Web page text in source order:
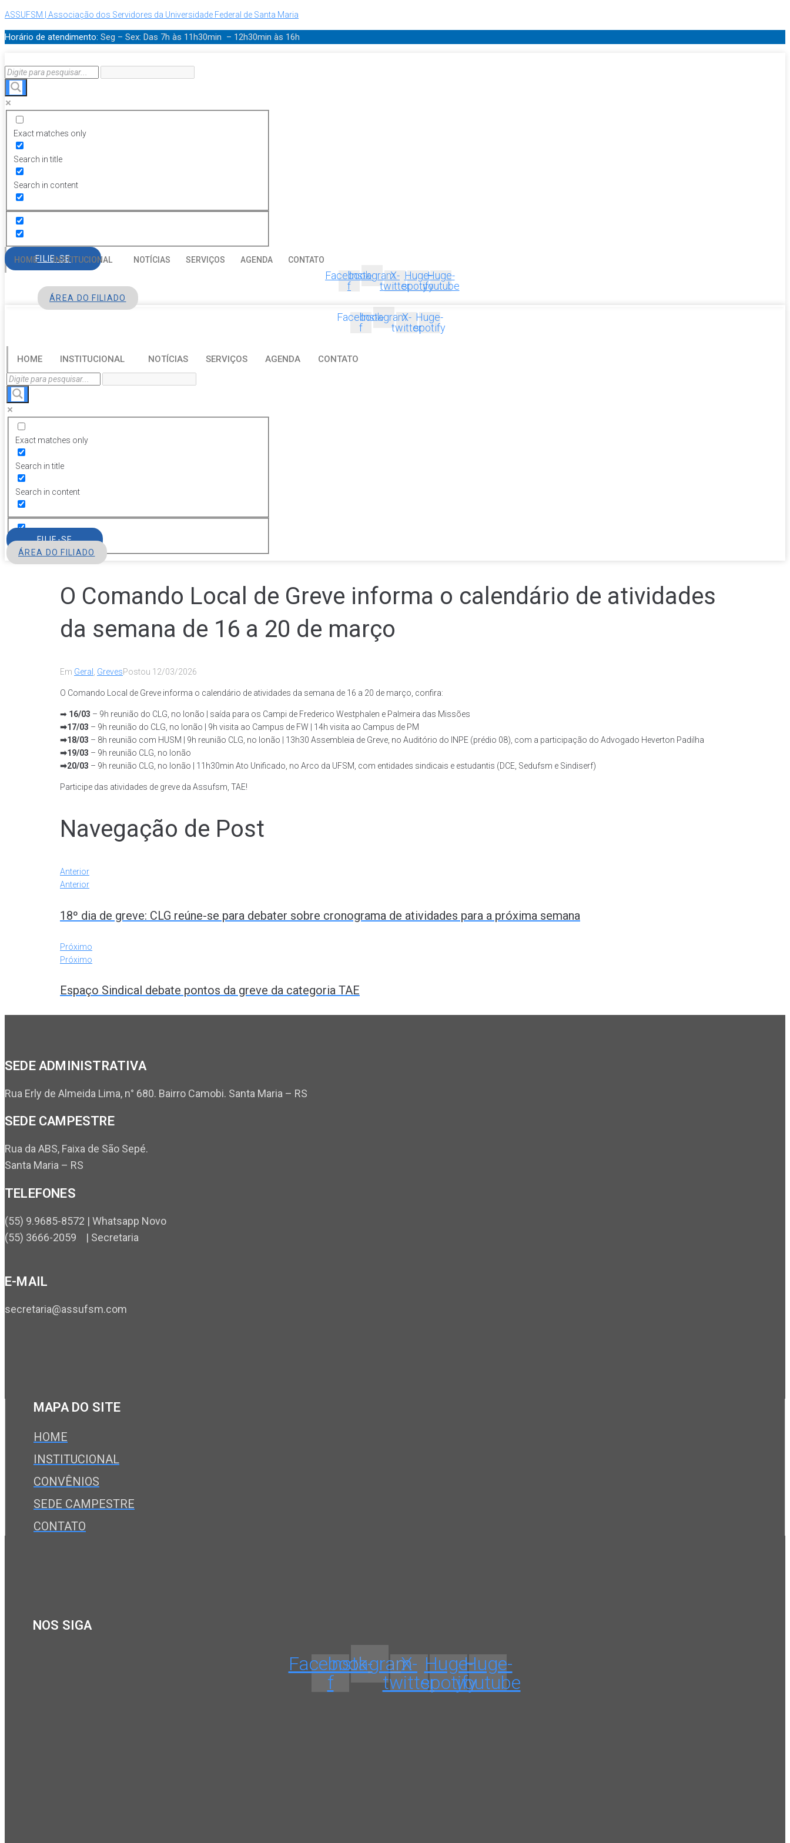
ASSUFSM | Associação dos Servidores da Universidade Federal de Santa Maria
Horário de atendimento: Seg – Sex: Das 7h às 11h30min – 12h30min às 16h
Exact matches only
Search in title
Search in content
HOME INSTITUCIONAL NOTÍCIAS SERVIÇOS AGENDA CONTATO
FILIE-SE
Facebook-
f
InstagramX-
twitter
Huge-
spotify
Huge-
youtube
ÁREA DO FILIADO
Facebook-
f
InstagramX-
twitter
Huge-
spotify
HOME INSTITUCIONAL NOTÍCIAS SERVIÇOS AGENDA CONTATO
Exact matches only
Search in title
Search in content
FILIE-SE
ÁREA DO FILIADO
O Comando Local de Greve informa o calendário de atividades
da semana de 16 a 20 de março
Em Geral GrevesPostou 12/03/2026
O Comando Local de Greve informa o calendário de atividades da semana de 16 a 20 de março, confira:
➡ 16/03 – 9h reunião do CLG, no lonão | saída para os Campi de Frederico Westphalen e Palmeira das Missões
➡17/03 – 9h reunião do CLG, no lonão | 9h visita ao Campus de FW | 14h visita ao Campus de PM
➡18/03 – 8h reunião com HUSM | 9h reunião CLG, no lonão | 13h30 Assembleia de Greve, no Auditório do INPE (prédio 08), com a participação do Advogado Heverton Padilha
➡19/03 – 9h reunião CLG, no lonão
➡20/03 – 9h reunião CLG, no lonão | 11h30min Ato Unificado, no Arco da UFSM, com entidades sindicais e estudantis (DCE, Sedufsm e Sindiserf)
Participe das atividades de greve da Assufsm, TAE!
Navegação de Post
Anterior
Anterior
18º dia de greve: CLG reúne-se para debater sobre cronograma de atividades para a próxima semana
Próximo
Próximo
Espaço Sindical debate pontos da greve da categoria TAE
SEDE ADMINISTRATIVA
Rua Erly de Almeida Lima, n° 680. Bairro Camobi. Santa Maria – RS
SEDE CAMPESTRE
Rua da ABS, Faixa de São Sepé.
Santa Maria – RS
TELEFONES
(55) 9.9685-8572 | Whatsapp Novo
(55) 3666-2059 | Secretaria
E-MAIL
secretaria@assufsm.com
MAPA DO SITE
HOME
INSTITUCIONAL
CONVÊNIOS
SEDE CAMPESTRE
CONTATO
NOS SIGA
Facebook-
f
Instagram
X-
twitter
Huge-
spotify
Huge-
youtube